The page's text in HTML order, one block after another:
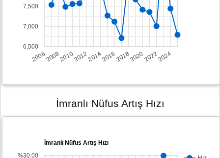
2006200820102012201420162018202020222024
6,500
7,000
7,500
İmranlı Nüfus Artış Hızı
İmranlı Nüfus Artış Hızı
%30.00